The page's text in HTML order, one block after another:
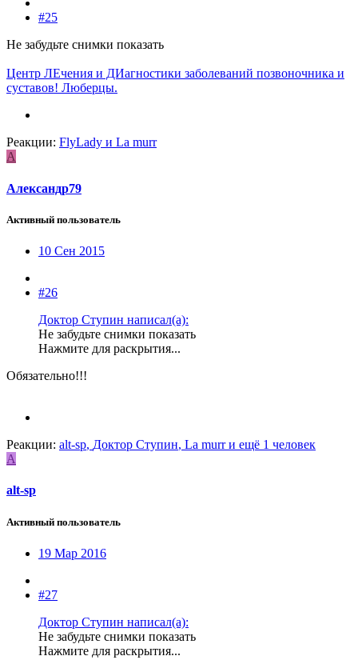
#25
Не забудьте снимки показать
Центр ЛЕчения и ДИагностики заболеваний позвоночника и
суставов! Люберцы.
Реакции: FlyLady и La murr
А
Александр79
Активный пользователь
10 Сен 2015
#26
Доктор Ступин написал(а):
Не забудьте снимки показать
Нажмите для раскрытия...
Обязательно!!!
Реакции: alt-sp, Доктор Ступин, La murrи ещё 1 человек
A
alt-sp
Активный пользователь
19 Мар 2016
#27
Доктор Ступин написал(а):
Не забудьте снимки показать
Нажмите для раскрытия...